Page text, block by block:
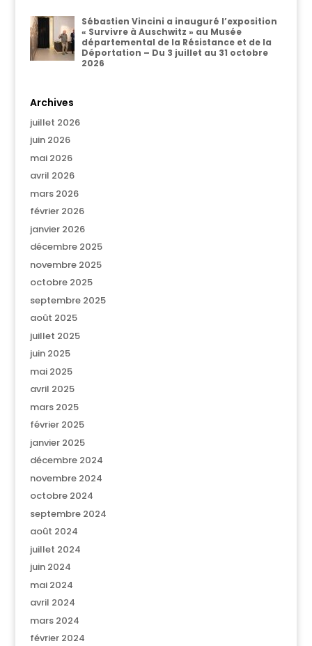
Sébastien Vincini a inauguré l’exposition
« Survivre à Auschwitz » au Musée
départemental de la Résistance et de la
Déportation – Du 3 juillet au 31 octobre
2026
Archives
juillet 2026
juin 2026
mai 2026
avril 2026
mars 2026
février 2026
janvier 2026
décembre 2025
novembre 2025
octobre 2025
septembre 2025
août 2025
juillet 2025
juin 2025
mai 2025
avril 2025
mars 2025
février 2025
janvier 2025
décembre 2024
novembre 2024
octobre 2024
septembre 2024
août 2024
juillet 2024
juin 2024
mai 2024
avril 2024
mars 2024
février 2024